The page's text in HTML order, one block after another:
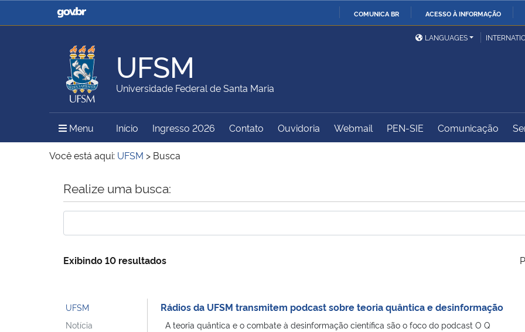
COMUNICA BR ACESSO À INFORMAÇÃO
Casa Civil
Ministério da Justiça e
Ministério da Defesa
Ministério das Relações
Exteriores
Ministério da Agricultura,
Pecuária e Abastecimento
Ministério da Educação
Ministério do Meio Ambiente Ministério do Turismo
Ministério do
Controladoria-Geral da
LANGUAGES
UFSM
Universidade Federal de Santa Maria
Menu Menu Principal do Sítio
Início Ingresso 2026 Contato Ouvidoria Webmail PEN-SIE Comunicação
Você está aqui: UFSM > Busca
Início do conteúdo
Realize uma busca:
Exibindo 10 resultados
UFSM
Notícia
Rádios da UFSM transmitem podcast sobre teoria quântica e desinformação
A teoria quântica e o combate à desinformação científica são o foco do podcast O Q